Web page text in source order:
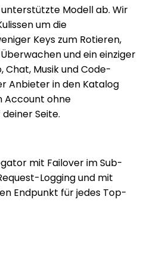
Modell ab. Wir
um die
Keys zum Rotieren,
und ein einziger
Chat, Musik und Code-
Anbieter in den Katalog
Account ohne
Seite.
mit Failover im Sub-
Logging und mit
Endpunkt für jedes Top-